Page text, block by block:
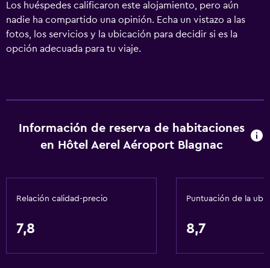
Los huéspedes calificaron este alojamiento, pero aún
nadie ha compartido una opinión. Echa un vistazo a las
fotos, los servicios y la ubicación para decidir si es la
opción adecuada para tu viaje.
Información de reserva de habitaciones
en Hôtel Aerel Aéroport Blagnac
Relación calidad-precio
7,8
Puntuación de la
8,7